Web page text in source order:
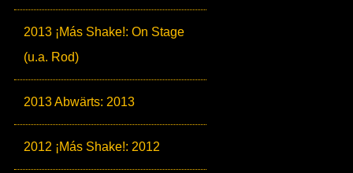
2013 ¡Más Shake!: On Stage
(u.a. Rod)
2013 Abwärts: 2013
2012 ¡Más Shake!: 2012